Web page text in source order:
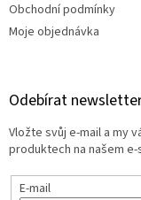
Obchodní podmínky
Moje objednávka
Odebírat
Vložte svůj e-mail a my
produktech na našem e-
E-mail